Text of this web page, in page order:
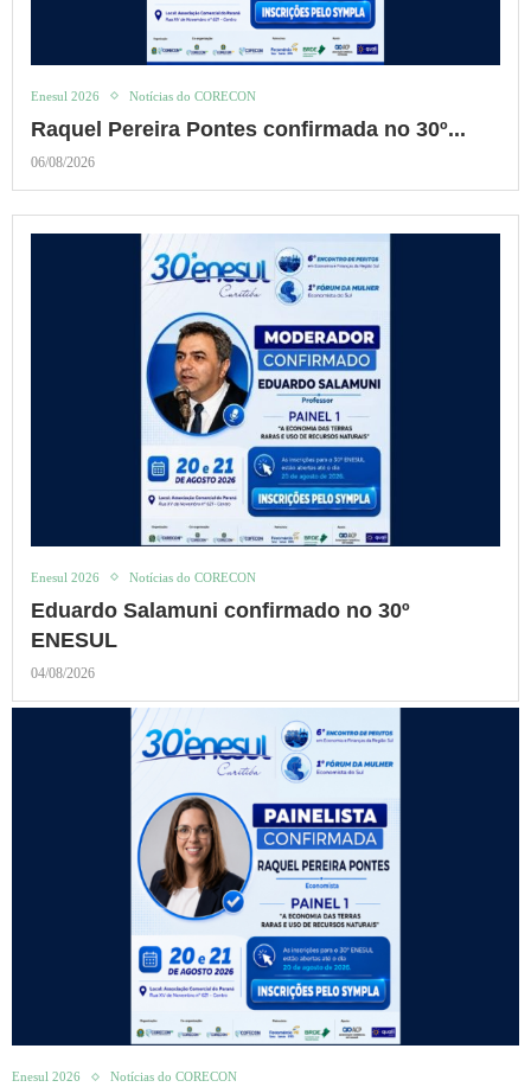
Enesul 2026 Notícias do CORECON
Raquel Pereira Pontes confirmada no 30º...
06/08/2026
Enesul 2026 Notícias do CORECON
Eduardo Salamuni confirmado no 30º
ENESUL
04/08/2026
Enesul 2026 Notícias do CORECON